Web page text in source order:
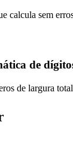
calcula sem
de
de largura